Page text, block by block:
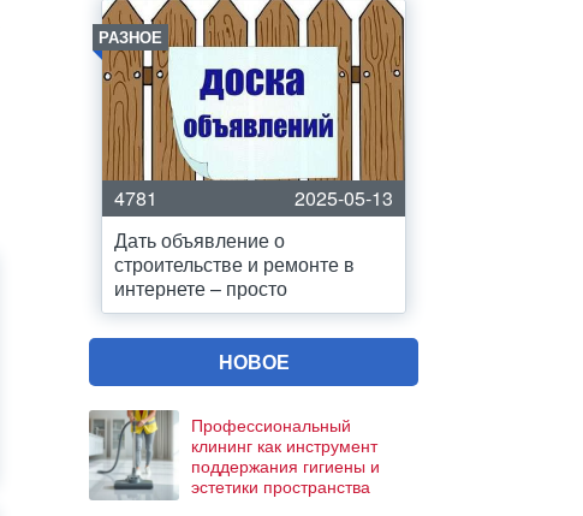
РАЗНОЕ
4781
2025-05-13
Дать объявление о
строительстве и ремонте в
интернете – просто
НОВОЕ
Профессиональный
клининг как инструмент
поддержания гигиены и
эстетики пространства